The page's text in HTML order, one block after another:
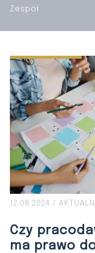
Zespół
12.08.2024 /
Czy
ma prawo